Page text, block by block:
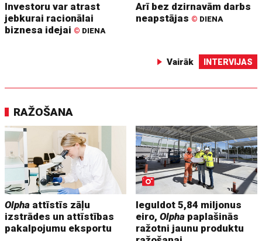
Investoru var atrast
jebkurai racionālai
biznesa idejai © DIENA
Arī bez dzirnavām darbs
neapstājas © DIENA
Vairāk INTERVIJAS
RAŽOŠANA
Olpha attīstīs zāļu
izstrādes un attīstības
pakalpojumu eksportu
Ieguldot 5,84 miljonus
eiro,Olpha paplašinās
ražotni jaunu produktu